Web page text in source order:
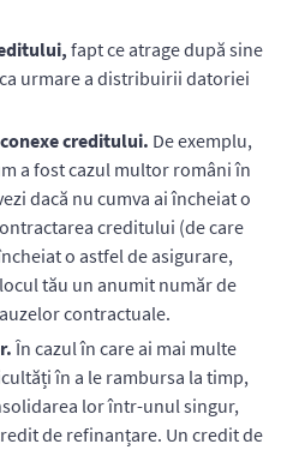
fapt ce atrage după sine
urmare a distribuirii datoriei
creditului. De exemplu,
a fost cazul multor români în
dacă nu cumva ai încheiat o
creditului (de care
o astfel de asigurare,
tău un anumit număr de
contractuale.
În cazul în care ai mai multe
în a le rambursa la timp,
lor într-unul singur,
de refinanțare. Un credit de